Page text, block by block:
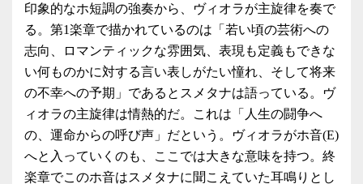
印象的なホ短調の強奏から、ヴィオラが主旋律を奏で
る。第1楽章で描かれているのは「若い頃の芸術への
志向、ロマンティックな雰囲気、表現も定義もできな
い何ものかに対する言い表しがたい憧れ、そして将来
の不幸への予期」であるとスメタナは語っている。ヴ
ィオラの主旋律は情熱的だ。これは「人生の闘争へ
の、運命からの呼び声」だという。ヴィオラがホ音(E)
へと入っていくのも、ここでは大きな意味を持つ。終
楽章でこのホ音はスメタナに聞こえていた耳鳴りとし